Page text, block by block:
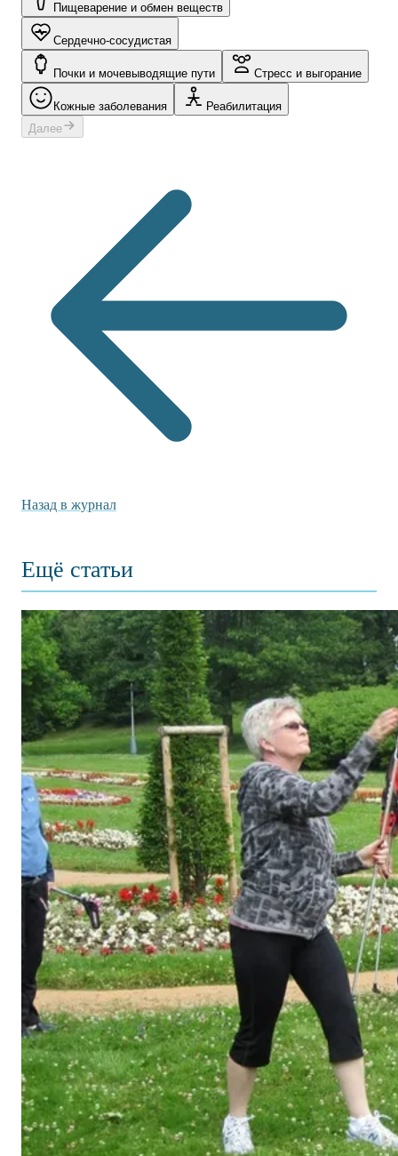
Пищеварение и обмен веществ
Сердечно-сосудистая
Почки и мочевыводящие пути Стресс и выгорание
Кожные заболевания
Реабилитация
Далее
Назад в журнал
Ещё статьи